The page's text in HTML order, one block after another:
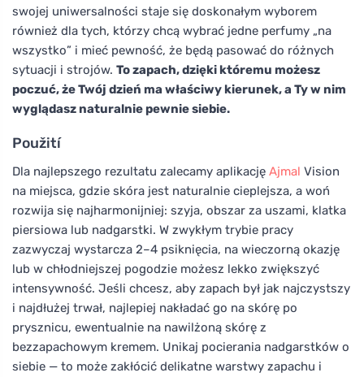
swojej uniwersalności staje się doskonałym wyborem
również dla tych, którzy chcą wybrać jedne perfumy „na
wszystko” i mieć pewność, że będą pasować do różnych
sytuacji i strojów. To zapach, dzięki któremu możesz
poczuć, że Twój dzień ma właściwy kierunek, a Ty w nim
wyglądasz naturalnie pewnie siebie.
Použití
Dla najlepszego rezultatu zalecamy aplikację Ajmal Vision
na miejsca, gdzie skóra jest naturalnie cieplejsza, a woń
rozwija się najharmonijniej: szyja, obszar za uszami, klatka
piersiowa lub nadgarstki. W zwykłym trybie pracy
zazwyczaj wystarcza 2–4 psiknięcia, na wieczorną okazję
lub w chłodniejszej pogodzie możesz lekko zwiększyć
intensywność. Jeśli chcesz, aby zapach był jak najczystszy
i najdłużej trwał, najlepiej nakładać go na skórę po
prysznicu, ewentualnie na nawilżoną skórę z
bezzapachowym kremem. Unikaj pocierania nadgarstków o
siebie — to może zakłócić delikatne warstwy zapachu i